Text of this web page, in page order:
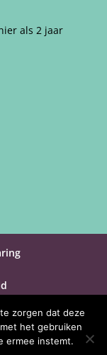
als 2 jaar
zorgen dat deze
het gebruiken
ermee instemt.